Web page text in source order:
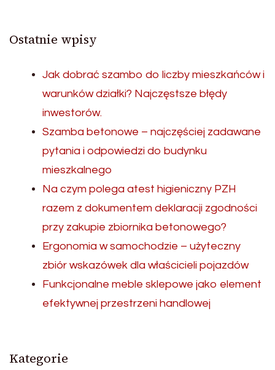
Ostatnie wpisy
Jak dobrać szambo do liczby mieszkańców i
warunków działki? Najczęstsze błędy
inwestorów.
Szamba betonowe – najczęściej zadawane
pytania i odpowiedzi do budynku
mieszkalnego
Na czym polega atest higieniczny PZH
razem z dokumentem deklaracji zgodności
przy zakupie zbiornika betonowego?
Ergonomia w samochodzie – użyteczny
zbiór wskazówek dla właścicieli pojazdów
Funkcjonalne meble sklepowe jako element
efektywnej przestrzeni handlowej
Kategorie